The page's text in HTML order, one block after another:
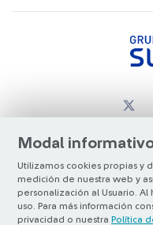
Modal
Utilizamos cookies propias y
medición de nuestra web y
personalización al Usuario. Al
uso. Para más información
privacidad o nuestra Política
©